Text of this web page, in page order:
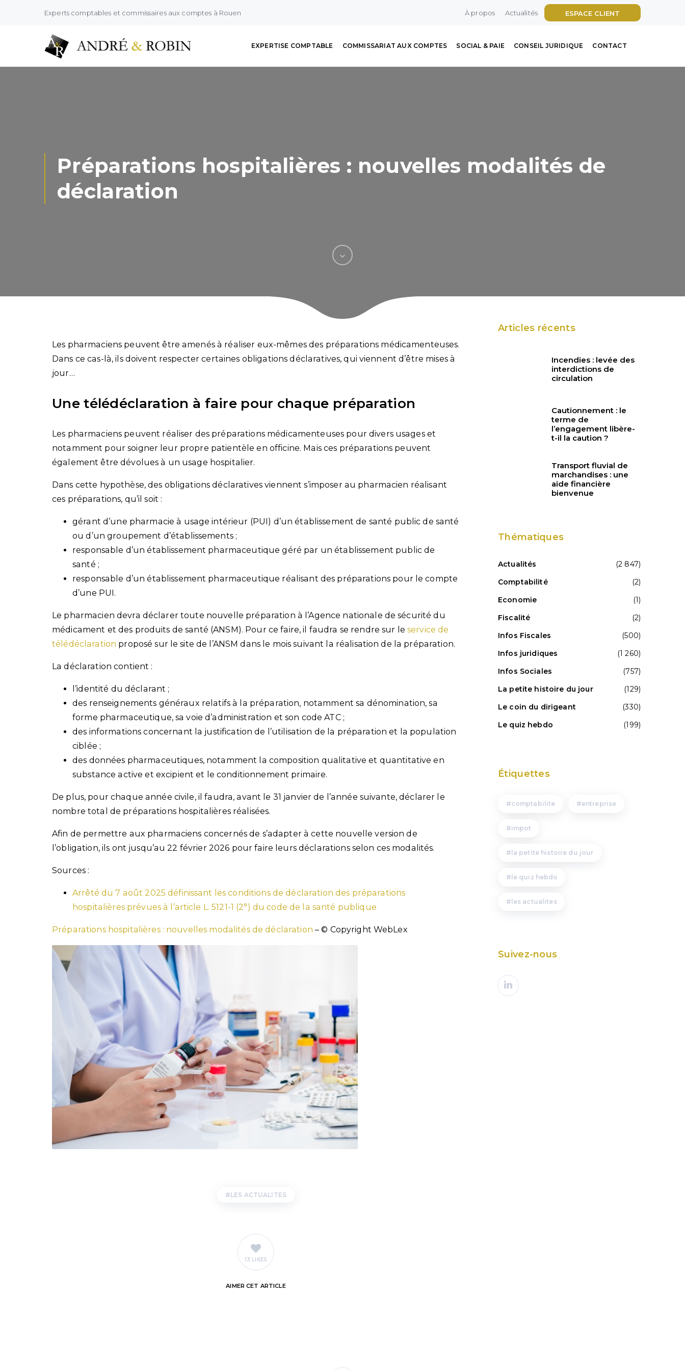
Experts comptables et commissaires aux comptes à Rouen ESPACE CLIENT
À propos Actualités
EXPERTISE COMPTABLE COMMISSARIAT AUX COMPTES SOCIAL & PAIE CONSEIL JURIDIQUE CONTACT
Préparations hospitalières : nouvelles modalités de
déclaration
Les pharmaciens peuvent être amenés à réaliser eux-mêmes des préparations médicamenteuses.
Dans ce cas-là, ils doivent respecter certaines obligations déclaratives, qui viennent d’être mises à
jour…
Une télédéclaration à faire pour chaque préparation
Les pharmaciens peuvent réaliser des préparations médicamenteuses pour divers usages et
notamment pour soigner leur propre patientèle en officine. Mais ces préparations peuvent
également être dévolues à un usage hospitalier.
Dans cette hypothèse, des obligations déclaratives viennent s’imposer au pharmacien réalisant
ces préparations, qu’il soit :
gérant d’une pharmacie à usage intérieur (PUI) d’un établissement de santé public de santé
ou d’un groupement d’établissements ;
responsable d’un établissement pharmaceutique géré par un établissement public de
santé ;
responsable d’un établissement pharmaceutique réalisant des préparations pour le compte
d’une PUI.
Le pharmacien devra déclarer toute nouvelle préparation à l’Agence nationale de sécurité du
médicament et des produits de santé (ANSM). Pour ce faire, il faudra se rendre sur leservice de
télédéclaration proposé sur le site de l’ANSM dans le mois suivant la réalisation de la préparation.
La déclaration contient :
l’identité du déclarant ;
des renseignements généraux relatifs à la préparation, notamment sa dénomination, sa
forme pharmaceutique, sa voie d’administration et son code ATC ;
des informations concernant la justification de l’utilisation de la préparation et la population
ciblée ;
des données pharmaceutiques, notamment la composition qualitative et quantitative en
substance active et excipient et le conditionnement primaire.
De plus, pour chaque année civile, il faudra, avant le 31 janvier de l’année suivante, déclarer le
nombre total de préparations hospitalières réalisées.
Afin de permettre aux pharmaciens concernés de s’adapter à cette nouvelle version de
l’obligation, ils ont jusqu’au 22 février 2026 pour faire leurs déclarations selon ces modalités.
Sources :
Arrêté du 7 août 2025 définissant les conditions de déclaration des préparations
hospitalières prévues à l’article L. 5121-1 (2°) du code de la santé publique
Préparations hospitalières : nouvelles modalités de déclaration – © Copyright WebLex
LES ACTUALITES
13 LIKES
AIMER CET ARTICLE
Articles récents
Incendies : levée des
interdictions de
circulation
Cautionnement : le
terme de
l’engagement libère-
t-il la caution ?
Transport fluvial de
marchandises : une
aide financière
bienvenue
Thématiques
Actualités
(2 847)
Comptabilité
(2)
Economie
(1)
Fiscalité
(2)
Infos Fiscales
(500)
Infos juridiques
(1 260)
Infos Sociales
(757)
La petite histoire du jour
(129)
Le coin du dirigeant
(330)
Le quiz hebdo
(199)
Étiquettes
comptabilite entreprise
impot
la petite histoire du jour
le quiz hebdo
les actualites
Suivez-nous